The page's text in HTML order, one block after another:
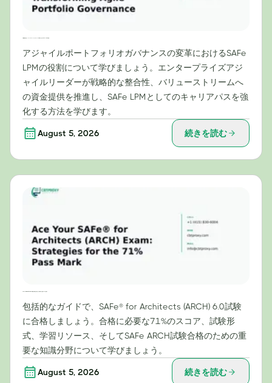
アジャイルポートフォリオガバナンスの変革におけるSAFe
LPMの役割について学びましょう。エンタープライズアジ
ャイルリーダーが戦略的な整合性、バリューストリームへ
の資金提供を推進し、SAFe LPMとしてのキャリアパスを強
化する方法を学びます。
August 5, 2026 続きを読む
包括的なガイドで、SAFe® for Architects (ARCH) 6.0試験
に合格しましょう。合格に必要な71%のスコア、試験形
式、学習リソース、そしてSAFe ARCH試験合格のための重
要な知識分野について学びましょう。
August 5, 2026 続きを読む